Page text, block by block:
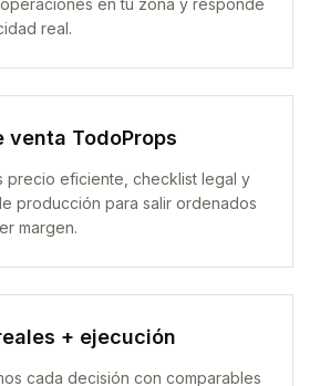
en tu zona y responde
real.
venta TodoProps
precio eficiente, checklist legal y
producción para salir ordenados
margen.
+ ejecución
cada decisión con comparables